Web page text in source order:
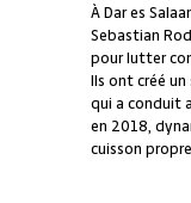
À Dar es
Sebastian
pour lutter
Ils ont créé
qui a conduit
en 2018,
cuisson propre.